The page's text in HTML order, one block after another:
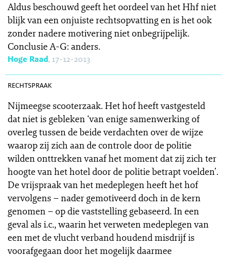
Aldus beschouwd geeft het oordeel van het Hhf niet
blijk van een onjuiste rechtsopvatting en is het ook
zonder nadere motivering niet onbegrijpelijk.
Conclusie A-G: anders.
Hoge Raad, 17-12-2013
rechtspraak
Nijmeegse scooterzaak. Het hof heeft vastgesteld
dat niet is gebleken ‘van enige samenwerking of
overleg tussen de beide verdachten over de wijze
waarop zij zich aan de controle door de politie
wilden onttrekken vanaf het moment dat zij zich ter
hoogte van het hotel door de politie betrapt voelden’.
De vrijspraak van het medeplegen heeft het hof
vervolgens – nader gemotiveerd doch in de kern
genomen – op die vaststelling gebaseerd. In een
geval als i.c., waarin het verweten medeplegen van
een met de vlucht verband houdend misdrijf is
voorafgegaan door het mogelijk daarmee